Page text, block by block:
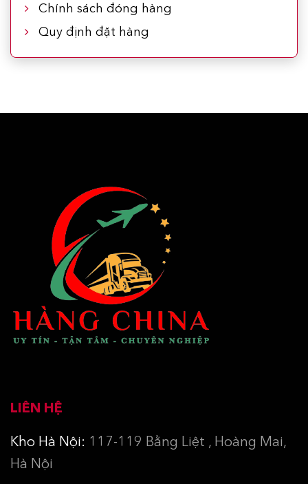
Chính sách đóng hàng
Quy định đặt hàng
LIÊN HỆ
Kho Hà Nội: 117-119 Bằng Liệt , Hoàng Mai,
Hà Nội